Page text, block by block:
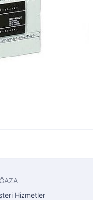
Hizmetleri